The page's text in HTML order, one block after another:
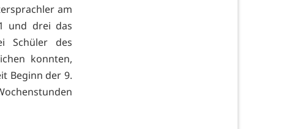
am
und drei das
Schüler des
konnten,
Beginn der 9.